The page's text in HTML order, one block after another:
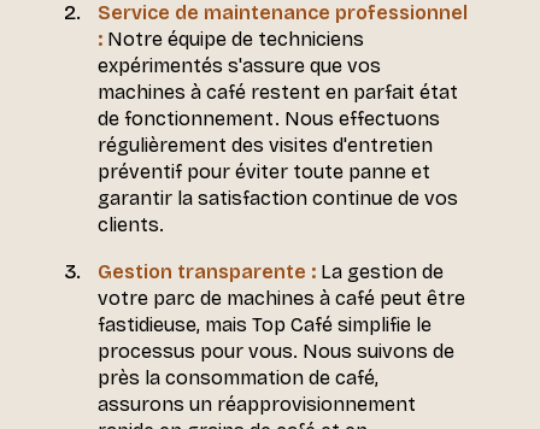
Service de maintenance professionnel
: Notre équipe de techniciens
expérimentés s'assure que vos
machines à café restent en parfait état
de fonctionnement. Nous effectuons
régulièrement des visites d'entretien
préventif pour éviter toute panne et
garantir la satisfaction continue de vos
clients.
Gestion transparente : La gestion de
votre parc de machines à café peut être
fastidieuse, mais Top Café simplifie le
processus pour vous. Nous suivons de
près la consommation de café,
assurons un réapprovisionnement